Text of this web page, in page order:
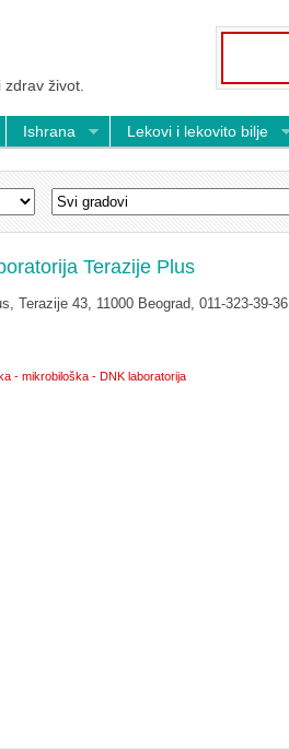
život.
Ishrana Lekovi i lekovito bilje
Terazije Plus
Terazije 43, 11000 Beograd, 011-323-39-36
- mikrobiloška - DNK laboratorija